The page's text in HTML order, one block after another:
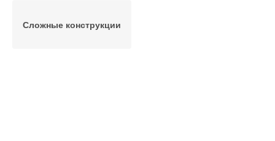
Сложные конструкции